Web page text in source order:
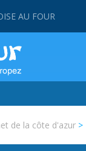
AU FOUR
de la côte d'azur >